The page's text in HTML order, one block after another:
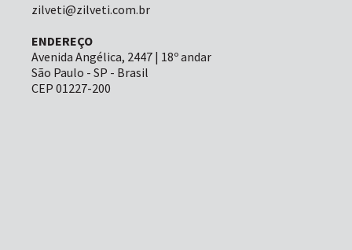
zilveti@zilveti.com.br
ENDEREÇO
Avenida Angélica, 2447 | 18º andar
São Paulo - SP - Brasil
CEP 01227-200